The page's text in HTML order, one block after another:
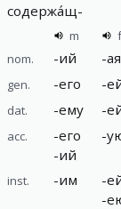
содержа́щ-
m f
nom.
-ий -ая
gen. -его -
dat. -ему -
acc. -его
-ий
-
inst. -им -
-